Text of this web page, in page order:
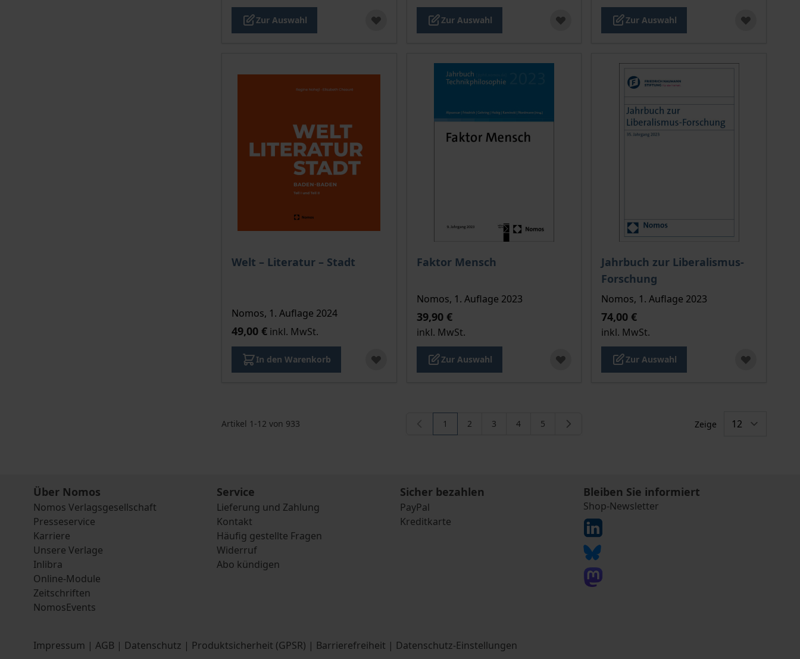
Zur Auswahl Zur Auswahl Zur Auswahl
Welt – Literatur – Stadt
Nomos, 1. Auflage 2024
49,00 € inkl. MwSt.
In den Warenkorb
Faktor Mensch
Der Preis dieses Titels richtet sich nach der gewählten Produktoption auf der
Nomos, 1. Auflage 2023
39,90 €
inkl. MwSt.
Zur Auswahl
Jahrbuch zur Liberalismus-
Forschung
Der Preis dieses Titels richtet sich nach
Nomos, 1. Auflage 2023
74,00 €
inkl. MwSt.
Zur Auswahl
Artikel 1 -12 von 933 Sie lesen gerade die Seite
1 Seite
2 Seite
3 Seite
4 Seite
5 Zeige
Über Nomos
Nomos Verlagsgesellschaft
Presseservice
Karriere
Unsere Verlage
Inlibra
Online-Module
Zeitschriften
NomosEvents
Service
Lieferung und Zahlung
Kontakt
Häufig gestellte Fragen
Widerruf
Abo kündigen
Sicher bezahlen
PayPal
Kreditkarte
Bleiben Sie informiert
Shop-Newsletter
Impressum | AGB | Datenschutz | Produktsicherheit (GPSR) | Barrierefreiheit | Datenschutz-Einstellungen